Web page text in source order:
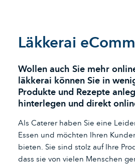
Läkkerai
Wollen auch Sie mehr
läkkerai können Sie in
Produkte und Rezepte
hinterlegen und direkt
Als Caterer haben Sie eine
Essen und möchten Ihren
bieten. Sie sind stolz auf Ihre
dass sie von vielen Menschen